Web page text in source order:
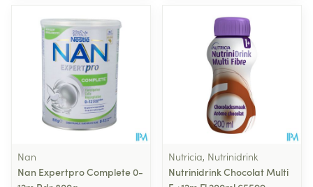
Nan
Nan Expertpro Complete 0-
Nutricia, Nutrinidrink
Nutrinidrink Chocolat Multi